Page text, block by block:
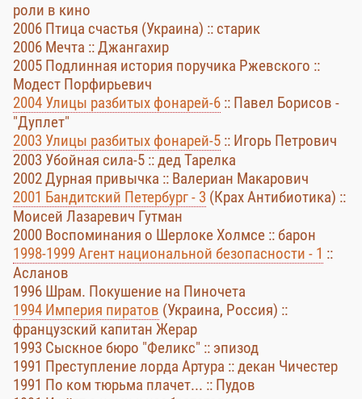
роли в кино
2006 Птица счастья (Украина) :: старик
2006 Мечта :: Джангахир
2005 Подлинная история поручика Ржевского ::
Модест Порфирьевич
2004 Улицы разбитых фонарей-6 :: Павел Борисов -
"Дуплет"
2003 Улицы разбитых фонарей-5 :: Игорь Петрович
2003 Убойная сила-5 :: дед Тарелка
2002 Дурная привычка :: Валериан Макарович
2001 Бандитский Петербург - 3 (Крах Антибиотика) ::
Моисей Лазаревич Гутман
2000 Воспоминания о Шерлоке Холмсе :: барон
1998-1999 Агент национальной безопасности - 1 ::
Асланов
1996 Шрам. Покушение на Пиночета
1994 Империя пиратов (Украина, Россия) ::
французский капитан Жерар
1993 Сыскное бюро "Феликс" :: эпизод
1991 Преступление лорда Артура :: декан Чичестер
1991 По ком тюрьма плачет... :: Пудов